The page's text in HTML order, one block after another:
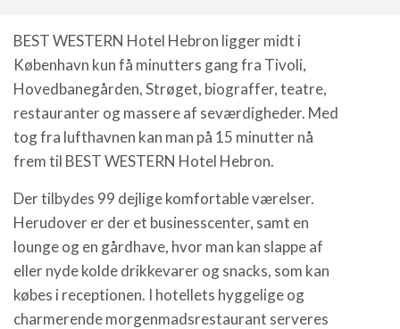
BEST WESTERN Hotel Hebron ligger midt i
København kun få minutters gang fra Tivoli,
Hovedbanegården, Strøget, biograffer, teatre,
restauranter og massere af seværdigheder. Med
tog fra lufthavnen kan man på 15 minutter nå
frem til BEST WESTERN Hotel Hebron.
Der tilbydes 99 dejlige komfortable værelser.
Herudover er der et businesscenter, samt en
lounge og en gårdhave, hvor man kan slappe af
eller nyde kolde drikkevarer og snacks, som kan
købes i receptionen. I hotellets hyggelige og
charmerende morgenmadsrestaurant serveres